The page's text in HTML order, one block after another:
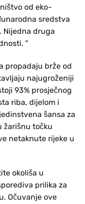
od eko-
sredstva
Nijedna druga
"
propadaju brže od
najugroženiji
93% prosječnog
riba, dijelom i
šansa za
žarišnu točku
netaknute rijeke u
okoliša u
prilika za
Očuvanje ove